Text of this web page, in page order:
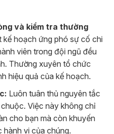
và kiểm tra thường
kế hoạch ứng phó sự cố chi
viên trong đội ngũ đều
Thường xuyên tổ chức
hiệu quả của kế hoạch.
Luôn tuân thủ nguyên tắc
Việc này không chỉ
cho bạn mà còn khuyến
hành vi của chúng.